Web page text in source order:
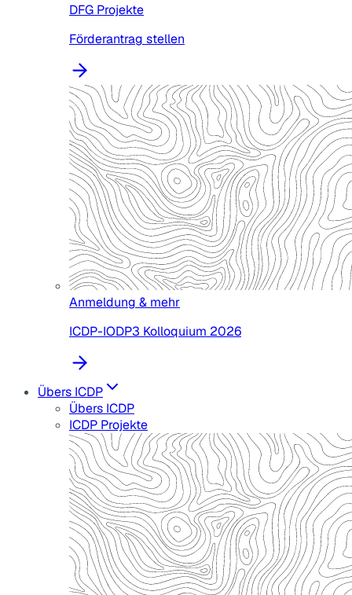
DFG Projekte
Förderantrag stellen
Anmeldung & mehr
ICDP-IODP3 Kolloquium 2026
Übers ICDP
Übers ICDP
ICDP Projekte